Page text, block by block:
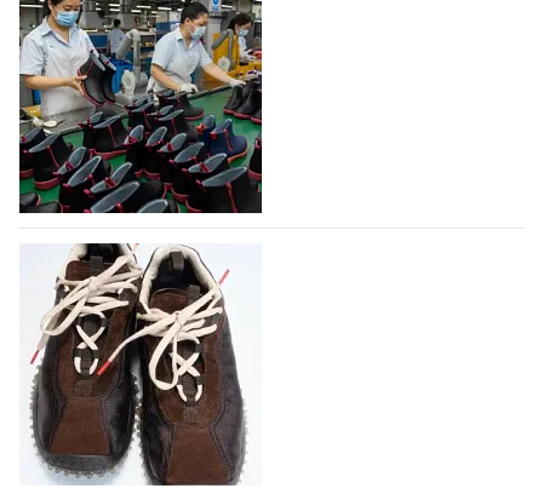
условия продвижения локальных
дизайнерских марок
Российский маркетплейс Lamoda решил обновить
раздел для продажи продукции локальных
дизайнерских марок одежды, обуви и аксессуаров.
Бренды также получат маркетинговую…
06.08.2026 406
Объем мирового производства обуви в
2025 году практически не увеличился
В 2025 году мировое производство обуви
практически не изменилось, зафиксировав
незначительный рост на 0,1% до 24,6 млрд пар, -
данные опубликованы в аналитическом вестнике
«Всемирный ежегодник обуви 2026», Португальской